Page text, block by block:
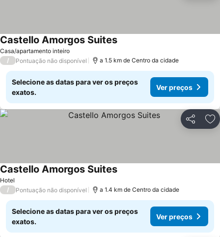
Casa/apartamento inteiro
Castello Amorgos Suites
/ Pontuação não disponível a 1.5 km de Centro da cidade
Selecione as datas para ver os preços
exatos.
Ver preços
Partilhar
Hotel
Castello Amorgos Suites
/ Pontuação não disponível a 1.4 km de Centro da cidade
Selecione as datas para ver os preços
exatos.
Ver preços